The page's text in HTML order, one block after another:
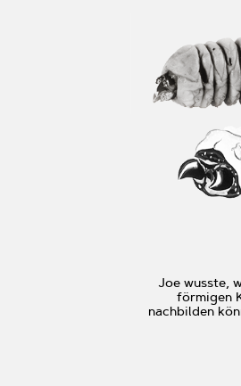
Joe wusste,
förmigen
nachbilden